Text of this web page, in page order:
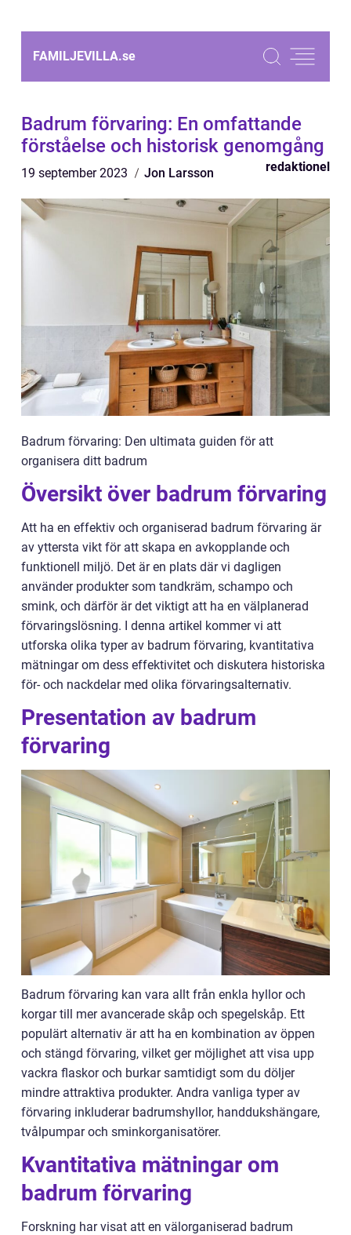
FAMILJEVILLA.se
Badrum förvaring: En omfattande
förståelse och historisk genomgång
19 september 2023 Jon Larsson redaktionel
Badrum förvaring: Den ultimata guiden för att
organisera ditt badrum
Översikt över badrum förvaring
Att ha en effektiv och organiserad badrum förvaring är
av yttersta vikt för att skapa en avkopplande och
funktionell miljö. Det är en plats där vi dagligen
använder produkter som tandkräm, schampo och
smink, och därför är det viktigt att ha en välplanerad
förvaringslösning. I denna artikel kommer vi att
utforska olika typer av badrum förvaring, kvantitativa
mätningar om dess effektivitet och diskutera historiska
för- och nackdelar med olika förvaringsalternativ.
Presentation av badrum
förvaring
Badrum förvaring kan vara allt från enkla hyllor och
korgar till mer avancerade skåp och spegelskåp. Ett
populärt alternativ är att ha en kombination av öppen
och stängd förvaring, vilket ger möjlighet att visa upp
vackra flaskor och burkar samtidigt som du döljer
mindre attraktiva produkter. Andra vanliga typer av
förvaring inkluderar badrumshyllor, handdukshängare,
tvålpumpar och sminkorganisatörer.
Kvantitativa mätningar om
badrum förvaring
Forskning har visat att en välorganiserad badrum